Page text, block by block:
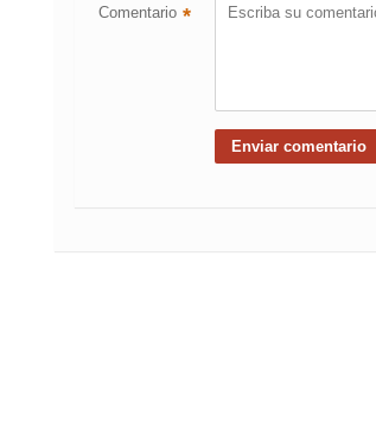
Comentario *